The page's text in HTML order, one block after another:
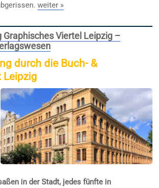
weiter »
Viertel Leipzig –
durch die Buch- &
Leipzig
in der Stadt, jedes fünfte in